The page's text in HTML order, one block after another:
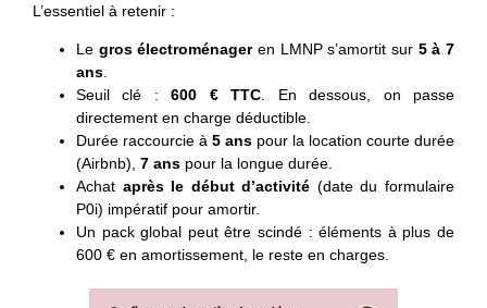
L’essentiel à retenir :
Le gros électroménageren LMNP s’amortit sur 5 à 7
ans
Seuil clé :600 € TTC . En dessous, on passe
directement en charge déductible.
Durée raccourcie à 5 ans pour la location courte durée
(Airbnb), 7 ans pour la longue durée.
Achat après le début d’activité (date du formulaire
P0i) impératif pour amortir.
Un pack global peut être scindé : éléments à plus de
600 € en amortissement, le reste en charges.